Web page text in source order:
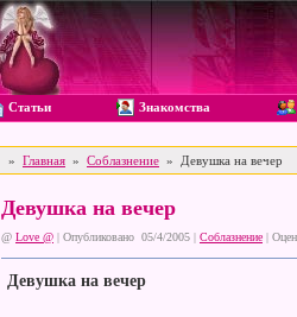
Статьи Знакомства
» Главная » Соблазнение » Девушка на вечер
Девушка на вечер
@ Love @ | Опубликовано 05/4/2005 | Соблазнение |
Девушка на вечер